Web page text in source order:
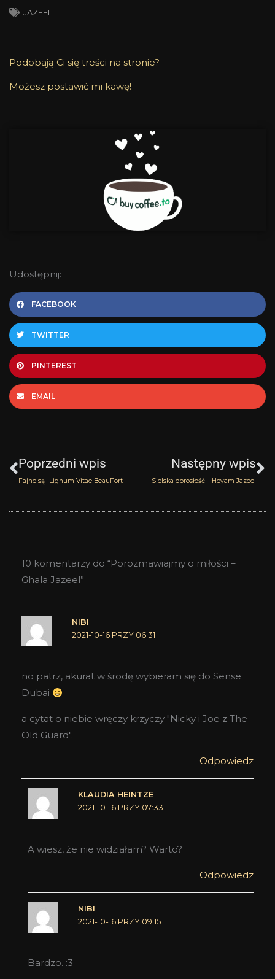
JAZEEL
Podobają Ci się treści na stronie?
Możesz postawić mi kawę!
Udostępnij:
FACEBOOK
TWITTER
PINTEREST
EMAIL
Poprzedni wpis
Fajne są -Lignum Vitae BeauFort
Następny wpis
Sielska dorosłość – Heyam Jazeel
10 komentarzy do “Porozmawiajmy o miłości –
Ghala Jazeel”
NIBI
2021-10-16 PRZY 06:31
no patrz, akurat w środę wybieram się do Sense
Dubai
a cytat o niebie wręczy krzyczy "Nicky i Joe z The
Old Guard".
Odpowiedz
KLAUDIA HEINTZE
2021-10-16 PRZY 07:33
A wiesz, że nie widziałam? Warto?
Odpowiedz
NIBI
2021-10-16 PRZY 09:15
Bardzo. :3